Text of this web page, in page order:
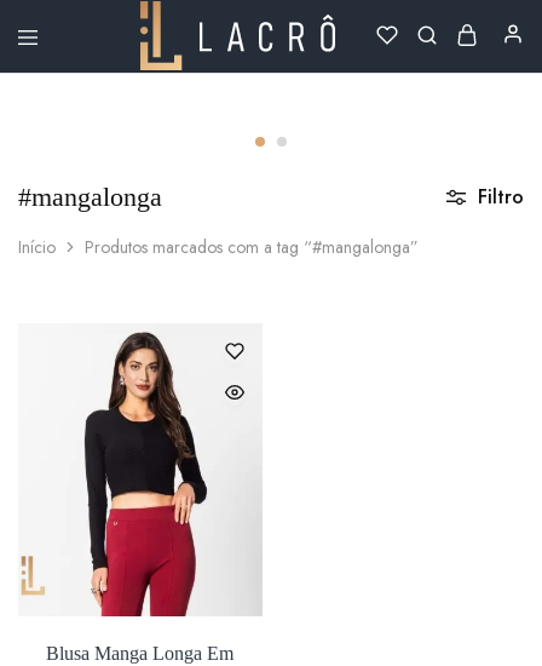
Lacrô
#mangalonga
Início Produtos marcados com a tag “#mangalonga”
Filtro
Blusa Manga Longa Em